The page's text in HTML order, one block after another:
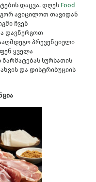
დაცვა. დღეს Food
ავიცილოთ თავიდან
ჩვენ
დავნერგოთ
პრევენციული
ყველა
სურსათის
და დისტრიბუციის